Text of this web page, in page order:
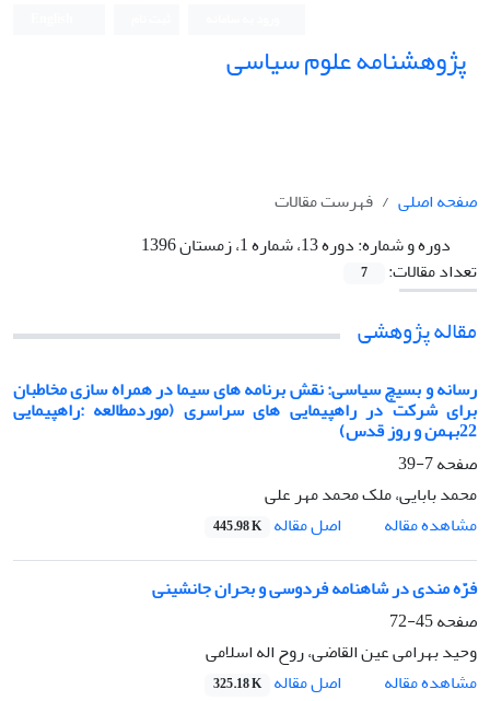
پژوهشنامه علوم سیاسی
صفحه اصلی
فهرست مقالات
دوره و شماره:دوره 13، شماره 1، زمستان 1396
تعداد مقالات:
7
مقاله پژوهشی
رسانه و بسیچ سیاسی: نقش برنامه های سیما در همراه سازی مخاطبان
برای شرکت در راهپیمایی های سراسری (موردمطالعه :راهپیمایی
22بهمن و روز قدس)
صفحه7-39
محمد بابایی، ملک محمد مهر علی
مشاهده مقاله
اصل مقاله 445.98 K
فرّه مندی در شاهنامه فردوسی و بحران جانشینی
صفحه45-72
وحید بهرامی عین القاضی، روح اله اسلامی
مشاهده مقاله
اصل مقاله 325.18 K